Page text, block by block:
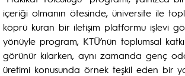
içeriği olmanın ötesinde, üniversite ile
köprü kuran bir iletişim platformu işlevi
yönüyle program, KTÜ’nün toplumsal
görünür kılarken, aynı zamanda genç
üretimi konusunda örnek teşkil eden bir